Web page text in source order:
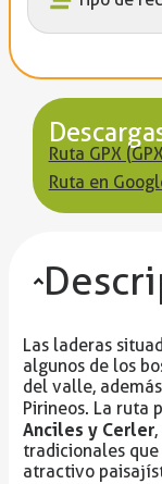
Ruta GPX
Ruta en
Las laderas
algunos de los
del valle,
Pirineos. La ruta
Anciles y Cerler
tradicionales
atractivo